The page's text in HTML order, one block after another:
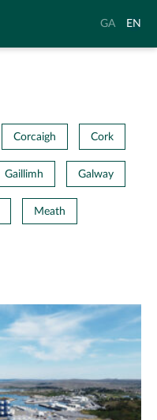
Aistrigh
Gaeilge
GA
to
EN
Corcaigh Cork
Gaillimh Galway
Meath